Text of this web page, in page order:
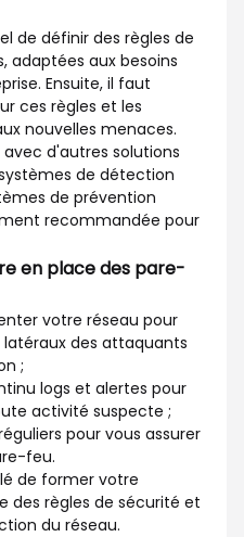
de définir des règles de
adaptées aux besoins
Ensuite, il faut
ces règles et les
nouvelles menaces.
d'autres solutions
de détection
de prévention
recommandée pour
en place des pare-
votre réseau pour
des attaquants
;
logs et alertes pour
activité suspecte ;
pour vous assurer
feu.
de former votre
des règles de sécurité et
du réseau.